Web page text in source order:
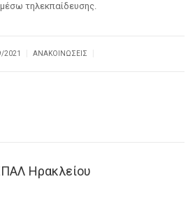
μέσω τηλεκπαίδευσης.
2021 ΑΝΑΚΟΙΝΏΣΕΙΣ
Ηρακλείου